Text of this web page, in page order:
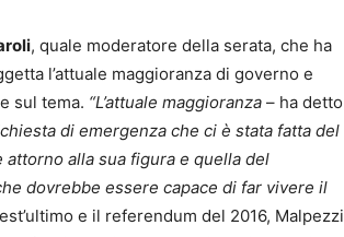
, quale moderatore della serata, che ha
l’attuale maggioranza di governo e
sul tema. “L’attuale maggioranza – ha detto
di emergenza che ci è stata fatta del
alla sua figura e quella del
dovrebbe essere capace di far vivere il
e il referendum del 2016, Malpezzi